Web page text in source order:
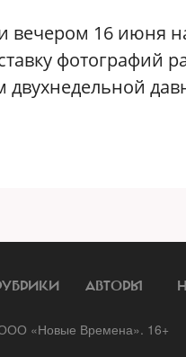
вечером 16 июня
фотографий
АВТОРЫ
«Новые Времена». 16+